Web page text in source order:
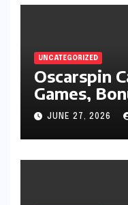
UNCATEGORIZED
Oscarspin
Games,
JUNE 27, 2026